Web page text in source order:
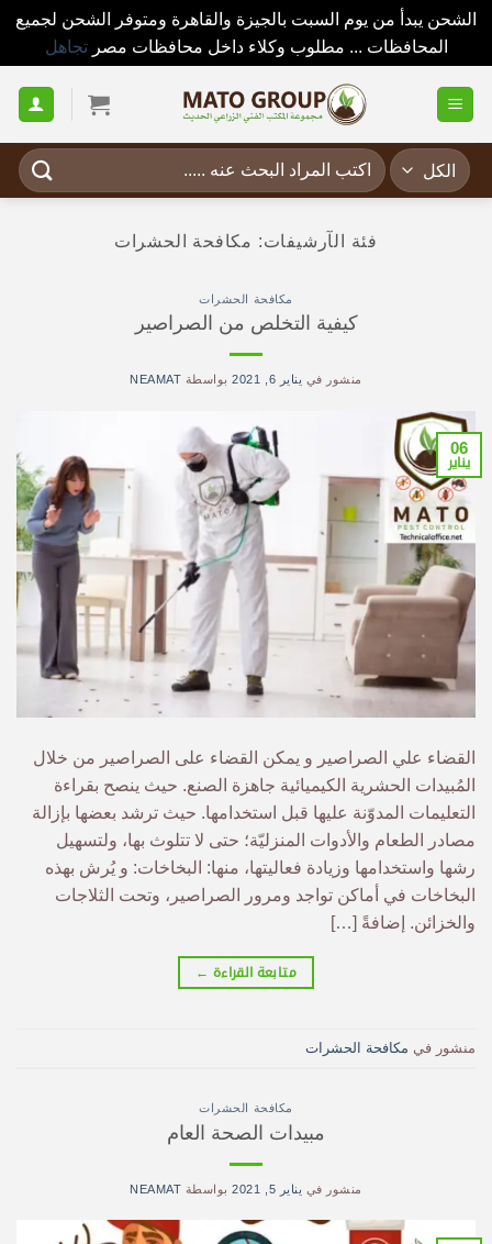
الشحن يبدأ من يوم السبت بالجيزة والقاهرة ومتوفر الشحن لجميع
المحافظات ... مطلوب وكلاء داخل محافظات مصرتجاهل
للمحتوى
البحث
عن:
فئة الآرشيفات: مكافحة الحشرات
مكافحة الحشرات
كيفية التخلص من الصراصير
منشور في يناير 6, 2021 بواسطة NEAMAT
06
يناير
القضاء علي الصراصير و يمكن القضاء على الصراصير من خلال
المُبيدات الحشرية الكيميائية جاهزة الصنع. حيث ينصح بقراءة
التعليمات المدوّنة عليها قبل استخدامها. حيث ترشد بعضها بإزالة
مصادر الطعام والأدوات المنزليّة؛ حتى لا تتلوث بها، ولتسهيل
رشها واستخدامها وزيادة فعاليتها، منها: البخاخات: و يُرش بهذه
البخاخات في أماكن تواجد ومرور الصراصير، وتحت الثلاجات
والخزائن. إضافةً […]
متابعة القراءة ←
منشور في مكافحة الحشرات
مكافحة الحشرات
مبيدات الصحة العام
منشور في يناير 5, 2021 بواسطة NEAMAT